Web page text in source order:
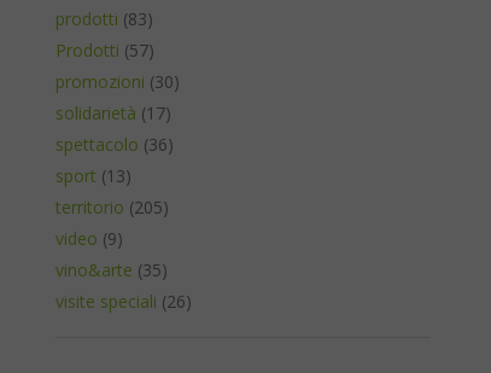
prodotti (83)
Prodotti (57)
promozioni (30)
solidarietà (17)
spettacolo (36)
sport (13)
territorio (205)
video (9)
vino&arte (35)
visite speciali (26)